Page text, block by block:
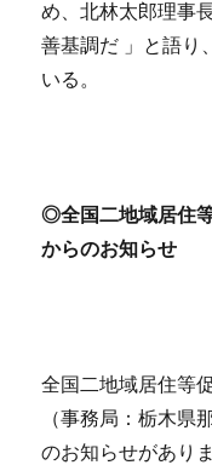
め、北林太郎理事
善基調だ 」と語り
いる。
◎全国二地域居住
からのお知らせ
全国二地域居住等
（事務局：栃木県
のお知らせがあり